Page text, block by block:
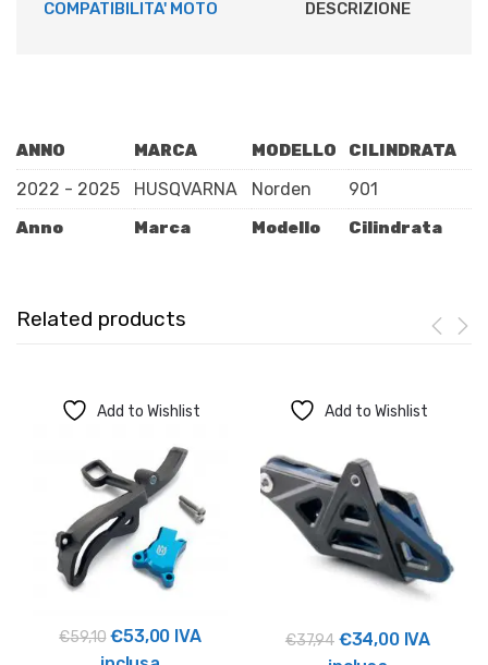
COMPATIBILITA' MOTO DESCRIZIONE
ANNO MARCA MODELLO CILINDRATA
Anno Marca Modello Cilindrata
2022 - 2025 HUSQVARNA Norden 901
Related products
Add to Wishlist
€59,10 Il
€53,00IlIVA
Add to Wishlist
€37,94 Il
€34,00Il
IVA